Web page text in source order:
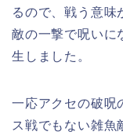
るので、戦う意味
敵の一撃で呪いに
生しました。
一応アクセの破呪
ス戦でもない雑魚